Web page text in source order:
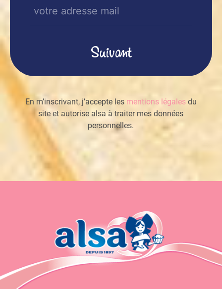
E-
mail
En m’inscrivant, j’accepte les mentions légalesdu
site et autorise alsa à traiter mes données
personnelles.